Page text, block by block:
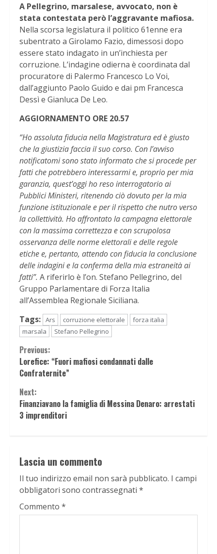
A Pellegrino, marsalese, avvocato, non è
stata contestata però l’aggravante mafiosa.
Nella scorsa legislatura il politico 61enne era
subentrato a Girolamo Fazio, dimessosi dopo
essere stato indagato in un’inchiesta per
corruzione. L’indagine odierna è coordinata dal
procuratore di Palermo Francesco Lo Voi,
dall’aggiunto Paolo Guido e dai pm Francesca
Dessì e Gianluca De Leo.
AGGIORNAMENTO ORE 20.57
“Ho assoluta fiducia nella Magistratura ed è giusto
che la giustizia faccia il suo corso. Con l’avviso
notificatomi sono stato informato che si procede per
fatti che potrebbero interessarmi e, proprio per mia
garanzia, quest’oggi ho reso interrogatorio ai
Pubblici Ministeri, ritenendo ciò dovuto per la mia
funzione istituzionale e per il rispetto che nutro verso
la collettività. Ho affrontato la campagna elettorale
con la massima correttezza e con scrupolosa
osservanza delle norme elettorali e delle regole
etiche e, pertanto, attendo con fiducia la conclusione
delle indagini e la conferma della mia estraneità ai
fatti”. A riferirlo è l’on. Stefano Pellegrino, del
Gruppo Parlamentare di Forza Italia
all’Assemblea Regionale Siciliana.
Tags: Ars corruzione elettorale
forza italia
marsala
Stefano Pellegrino
Continue
Reading
Previous:
Lorefice: “Fuori mafiosi condannati dalle
Confraternite”
Next:
Finanziavano la famiglia di Messina Denaro: arrestati
3 imprenditori
Lascia un commento
Il tuo indirizzo email non sarà pubblicato. I campi
obbligatori sono contrassegnati *
Commento *